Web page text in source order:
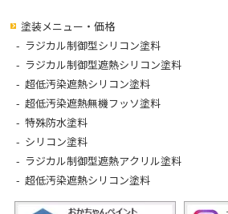
塗装メニュー・価格
ラジカル制御型シリコン塗料
ラジカル制御型遮熱シリコン塗料
超低汚染遮熱シリコン塗料
超低汚染遮熱無機フッソ塗料
特殊防水塗料
シリコン塗料
ラジカル制御型遮熱アクリル塗料
超低汚染遮熱シリコン塗料